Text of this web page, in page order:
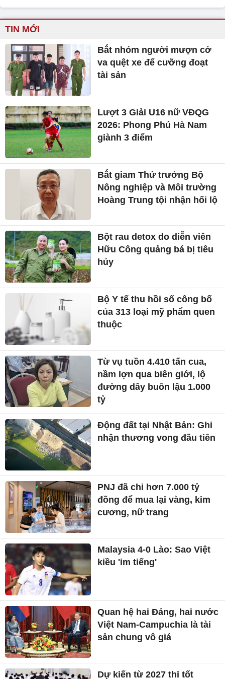
TIN MỚI
Bắt nhóm người mượn cớ
va quệt xe để cưỡng đoạt
tài sản
Lượt 3 Giải U16 nữ VĐQG
2026: Phong Phú Hà Nam
giành 3 điểm
Bắt giam Thứ trưởng Bộ
Nông nghiệp và Môi trường
Hoàng Trung tội nhận hối lộ
Bột rau detox do diễn viên
Hữu Công quảng bá bị tiêu
hủy
Bộ Y tế thu hồi số công bố
của 313 loại mỹ phẩm quen
thuộc
Từ vụ tuồn 4.410 tấn cua,
nầm lợn qua biên giới, lộ
đường dây buôn lậu 1.000
tỷ
Động đất tại Nhật Bản: Ghi
nhận thương vong đầu tiên
PNJ đã chi hơn 7.000 tỷ
đồng để mua lại vàng, kim
cương, nữ trang
Malaysia 4-0 Lào: Sao Việt
kiều 'im tiếng'
Quan hệ hai Đảng, hai nước
Việt Nam-Campuchia là tài
sản chung vô giá ​
Dự kiến từ 2027 thi tốt